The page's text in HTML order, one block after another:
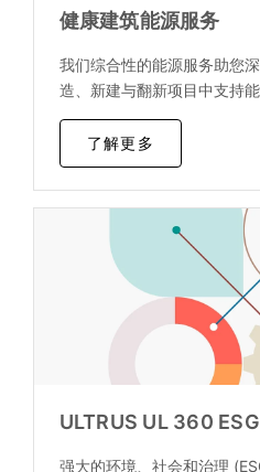
健康建筑能源服务
我们综合性的能源服务助您
造、新建与翻新项目中支持
了解更多
ULTRUS UL 360
强大的环境、社会和治理